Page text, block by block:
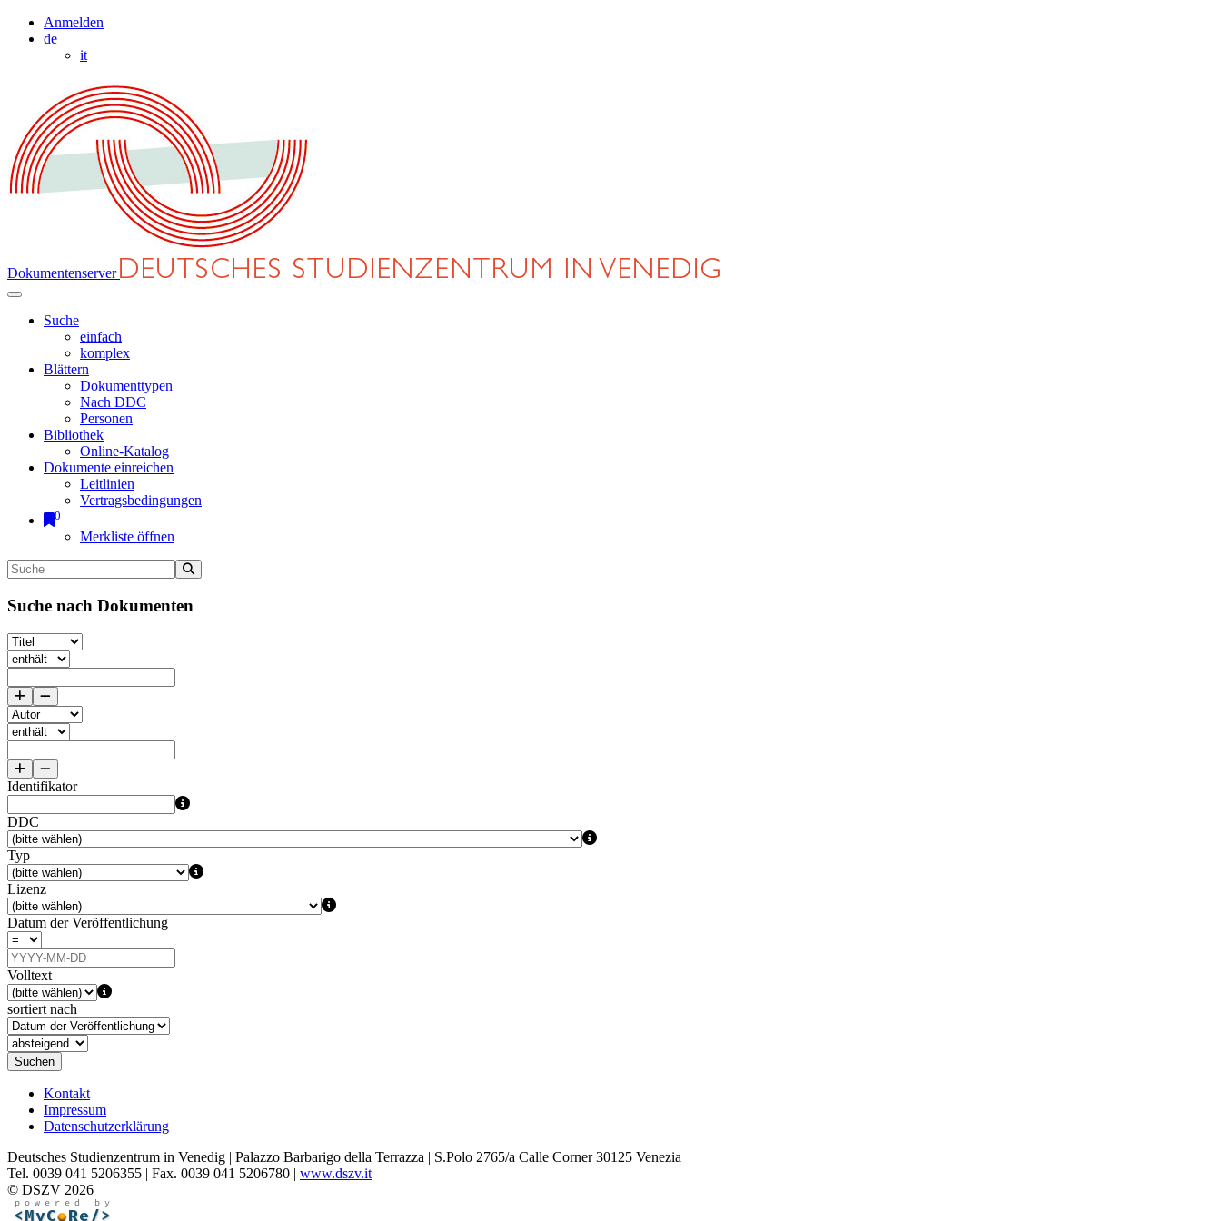
Anmelden
de
it
Dokumentenserver
Suche
einfach
komplex
Blättern
Dokumenttypen
Nach DDC
Personen
Bibliothek
Online-Katalog
Dokumente einreichen
Leitlinien
Vertragsbedingungen
0
Merkliste öffnen
Suche nach Dokumenten
Identifikator
DDC
Typ
Lizenz
Datum der Veröffentlichung
Volltext
sortiert nach
Suchen
Kontakt
Impressum
Datenschutzerklärung
Deutsches Studienzentrum in Venedig | Palazzo Barbarigo della Terrazza | S.Polo 2765/a Calle Corner 30125 Venezia
Tel. 0039 041 5206355 | Fax. 0039 041 5206780 | www.dszv.it
© DSZV 2026